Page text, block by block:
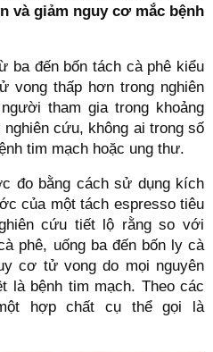
và giảm nguy cơ mắc bệnh
ba đến bốn tách cà phê kiểu
vong thấp hơn trong nghiên
tham gia trong khoảng
cứu, không ai trong số
tim mạch hoặc ung thư.
đo bằng cách sử dụng kích
của một tách espresso tiêu
cứu tiết lộ rằng so với
phê, uống ba đến bốn ly cà
cơ tử vong do mọi nguyên
là bệnh tim mạch. Theo các
hợp chất cụ thể gọi là